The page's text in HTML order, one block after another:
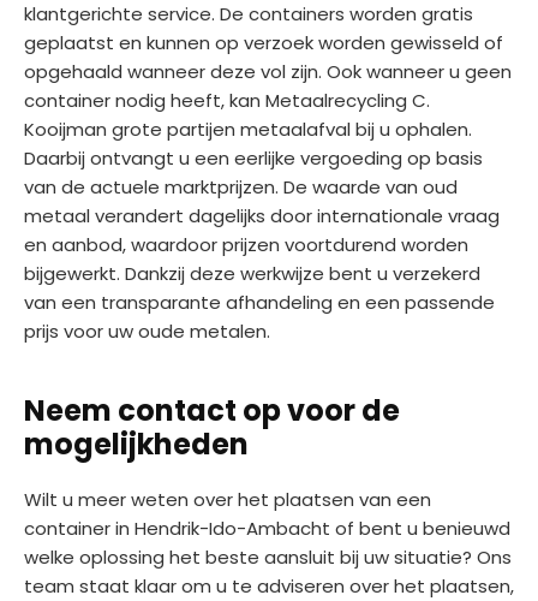
klantgerichte service. De containers worden gratis
geplaatst en kunnen op verzoek worden gewisseld of
opgehaald wanneer deze vol zijn. Ook wanneer u geen
container nodig heeft, kan Metaalrecycling C.
Kooijman grote partijen metaalafval bij u ophalen.
Daarbij ontvangt u een eerlijke vergoeding op basis
van de actuele marktprijzen. De waarde van oud
metaal verandert dagelijks door internationale vraag
en aanbod, waardoor prijzen voortdurend worden
bijgewerkt. Dankzij deze werkwijze bent u verzekerd
van een transparante afhandeling en een passende
prijs voor uw oude metalen.
Neem contact op voor de
mogelijkheden
Wilt u meer weten over het plaatsen van een
container in Hendrik-Ido-Ambacht of bent u benieuwd
welke oplossing het beste aansluit bij uw situatie? Ons
team staat klaar om u te adviseren over het plaatsen,